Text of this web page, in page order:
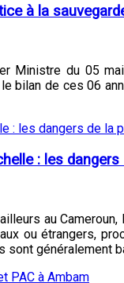
à la
Ministre du 05
bilan de ces 06
: les
au
ou étrangers,
sont généralement